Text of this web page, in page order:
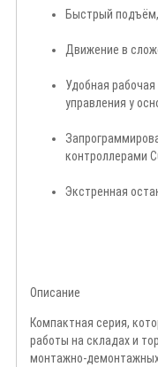
Быстрый
Движение в
Удобная
управления у
контроллерами
Экстренная
Описание
Компактная серия,
работы на складах и
монтажно-